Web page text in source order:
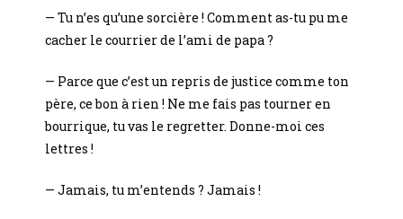
— Tu n’es qu’une sorcière ! Comment as-tu pu me
cacher le courrier de l’ami de papa ?
— Parce que c’est un repris de justice comme ton
père, ce bon à rien ! Ne me fais pas tourner en
bourrique, tu vas le regretter. Donne-moi ces
lettres !
— Jamais, tu m’entends ? Jamais !